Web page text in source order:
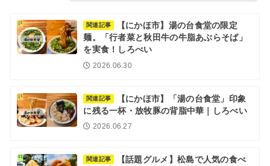
関連記事
【にかほ市】湯の台食堂の限定
麺。「行者菜と秋田牛の牛脂あぶらそば」
を実食！しろべい
2026.06.30
関連記事
【にかほ市】「湯の台食堂」印象
に残る一杯・放牧豚の背脂中華｜しろべい
2026.06.27
関連記事
【話題グルメ】松島で人気の食べ